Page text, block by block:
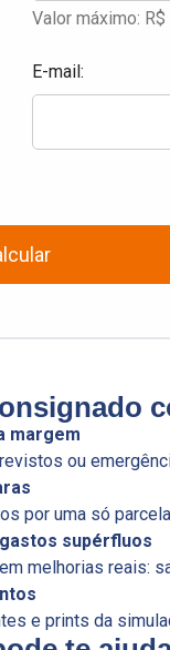
Valor máximo:
E-mail:
margem
ou
por uma só
supérfluos
melhorias reais:
e prints da